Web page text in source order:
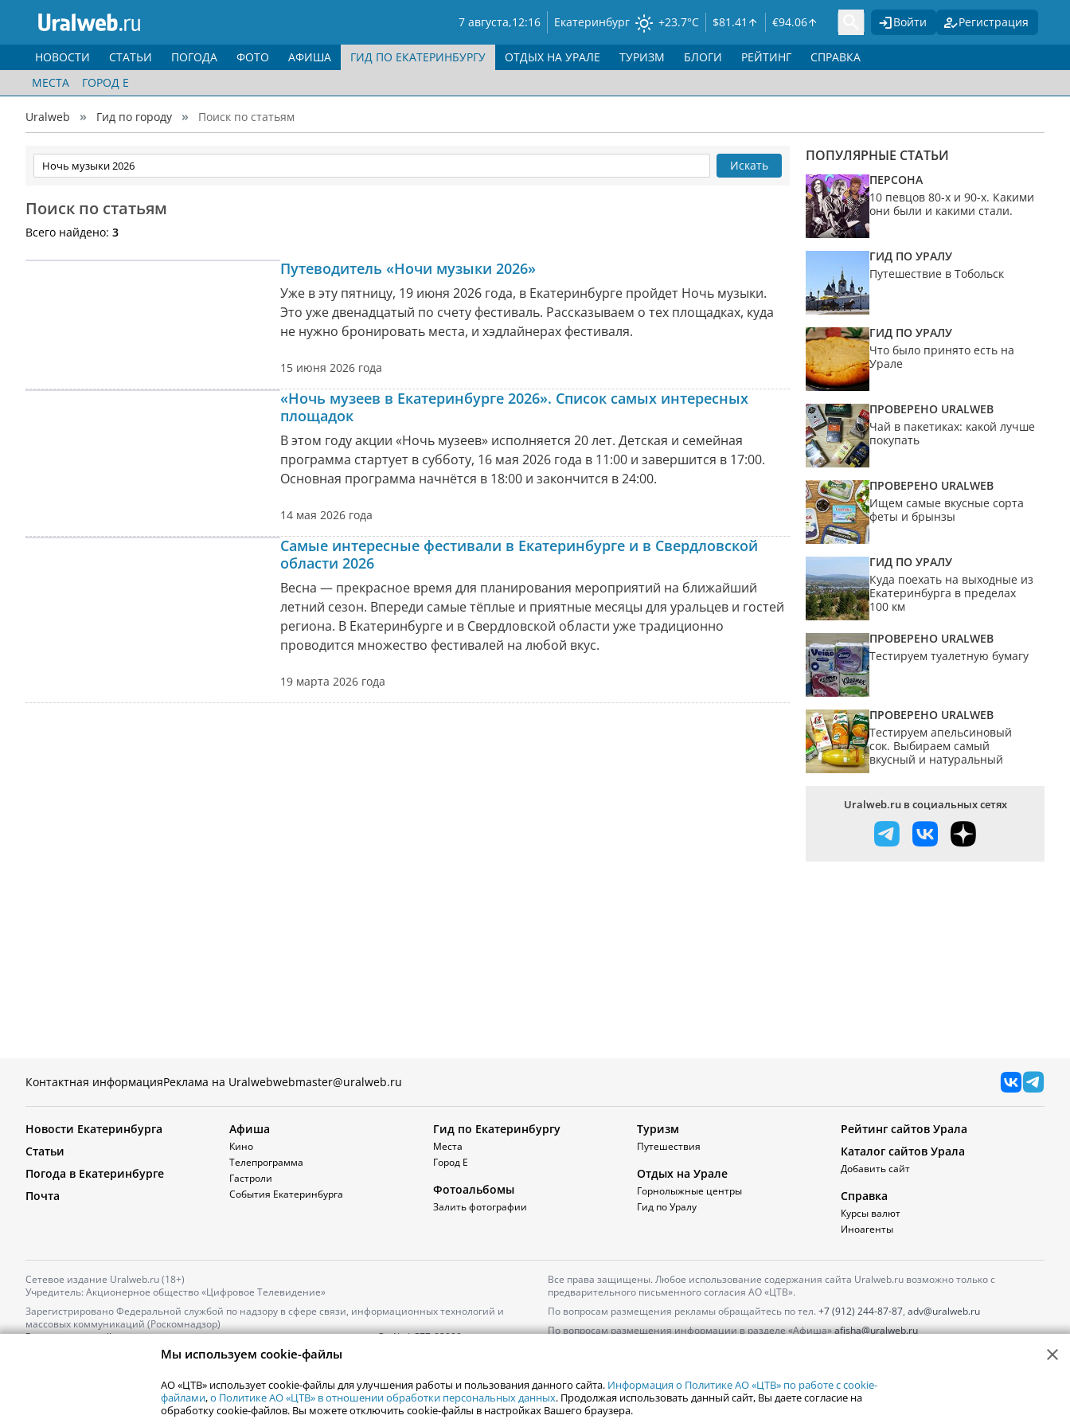
7 августа,12:16 Екатеринбург +23.7°C $81.41 €94.06 Войти Регистрация
НОВОСТИ СТАТЬИ ПОГОДА ФОТО АФИША
ГИД ПО ЕКАТЕРИНБУРГУ
МЕСТА
ГОРОД Е
ОТДЫХ НА УРАЛЕ ТУРИЗМ БЛОГИ РЕЙТИНГ СПРАВКА
Uralweb Гид по городу Поиск по статьям
Искать
Поиск по статьям
Всего найдено: 3
Путеводитель «Ночи музыки 2026»
Уже в эту пятницу, 19 июня 2026 года, в Екатеринбурге пройдет Ночь музыки.
Это уже двенадцатый по счету фестиваль. Рассказываем о тех площадках, куда
не нужно бронировать места, и хэдлайнерах фестиваля.
15 июня 2026 года
«Ночь музеев в Екатеринбурге 2026». Список самых интересных
площадок
В этом году акции «Ночь музеев» исполняется 20 лет. Детская и семейная
программа стартует в субботу, 16 мая 2026 года в 11:00 и завершится в 17:00.
Основная программа начнётся в 18:00 и закончится в 24:00.
14 мая 2026 года
Самые интересные фестивали в Екатеринбурге и в Свердловской
области 2026
Весна — прекрасное время для планирования мероприятий на ближайший
летний сезон. Впереди самые тёплые и приятные месяцы для уральцев и гостей
региона. В Екатеринбурге и в Свердловской области уже традиционно
проводится множество фестивалей на любой вкус.
19 марта 2026 года
ПОПУЛЯРНЫЕ СТАТЬИ
ПЕРСОНА
10 певцов 80-х и 90-х. Какими
они были и какими стали.
ГИД ПО УРАЛУ
Путешествие в Тобольск
ГИД ПО УРАЛУ
Что было принято есть на
Урале
ПРОВЕРЕНО URALWEB
Чай в пакетиках: какой лучше
покупать
ПРОВЕРЕНО URALWEB
Ищем самые вкусные сорта
феты и брынзы
ГИД ПО УРАЛУ
Куда поехать на выходные из
Екатеринбурга в пределах
100 км
ПРОВЕРЕНО URALWEB
Тестируем туалетную бумагу
ПРОВЕРЕНО URALWEB
Тестируем апельсиновый
сок. Выбираем самый
вкусный и натуральный
Uralweb.ru в социальных сетях
Контактная информацияРеклама на Uralwebwebmaster@uralweb.ru
Новости Екатеринбурга
Статьи
Погода в Екатеринбурге
Почта
Афиша
Кино
Телепрограмма
Гастроли
События Екатеринбурга
Гид по Екатеринбургу
Места
Город Е
Фотоальбомы
Залить фотографии
Туризм
Путешествия
Отдых на Урале
Горнолыжные центры
Гид по Уралу
Рейтинг сайтов Урала
Каталог сайтов Урала
Добавить сайт
Справка
Курсы валют
Иноагенты
Сетевое издание Uralweb.ru (18+)
Учредитель: Акционерное общество «Цифровое Телевидение»
Зарегистрировано Федеральной службой по надзору в сфере связи, информационных технологий и
массовых коммуникаций (Роскомнадзор)
Регистрационный номер и дата принятия решения о регистрации: серияЭл № ФС77-82000
+7 (912) 244-87-87,
Электронный адрес редакции:news@uralweb.ru
Все права защищены. Любое использование содержания сайта Uralweb.ru возможно только с
предварительного письменного согласия АО «ЦТВ».
По вопросам размещения рекламы обращайтесь по тел. +7 (912) 244-87-87, adv@uralweb.ru
По вопросам размещения информации в разделе «Афиша»afisha@uralweb.ru
Мы используем cookie-файлы
АО «ЦТВ» использует cookie-файлы для улучшения работы и пользования данного сайта. Информация о Политике АО «ЦТВ» по работе с cookie-
файлами,о Политике АО «ЦТВ» в отношении обработки персональных данных. Продолжая использовать данный сайт, Вы даете согласие на
обработку cookie-файлов. Вы можете отключить cookie-файлы в настройках Вашего браузера.